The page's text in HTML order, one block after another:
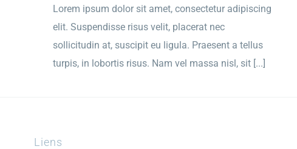
Lorem ipsum dolor sit amet, consectetur adipiscing
elit. Suspendisse risus velit, placerat nec
sollicitudin at, suscipit eu ligula. Praesent a tellus
turpis, in lobortis risus. Nam vel massa nisl, sit [...]
Liens